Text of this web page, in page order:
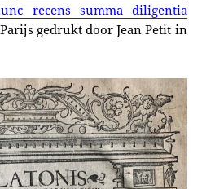
recens summa diligentia
gedrukt door Jean Petit in